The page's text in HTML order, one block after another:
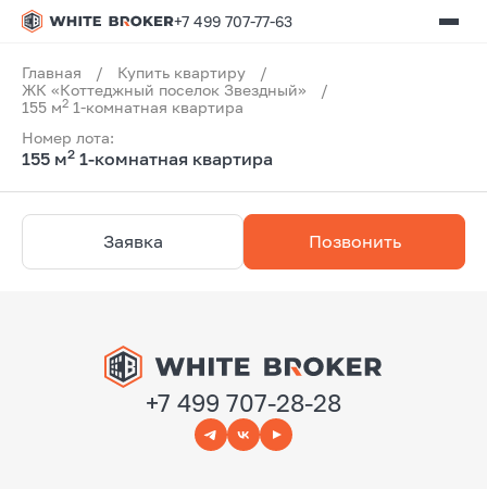
+7 499 707-77-63
Главная / Купить квартиру
/
ЖК «Коттеджный поселок Звездный»
/
155 м2 1-комнатная квартира
Номер лота:
155 м2 1-комнатная квартира
Заявка Позвонить
+7 499 707-28-28